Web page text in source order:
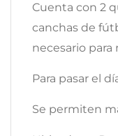
Cuenta con 2
canchas de
necesario para
Para pasar el
Se permiten